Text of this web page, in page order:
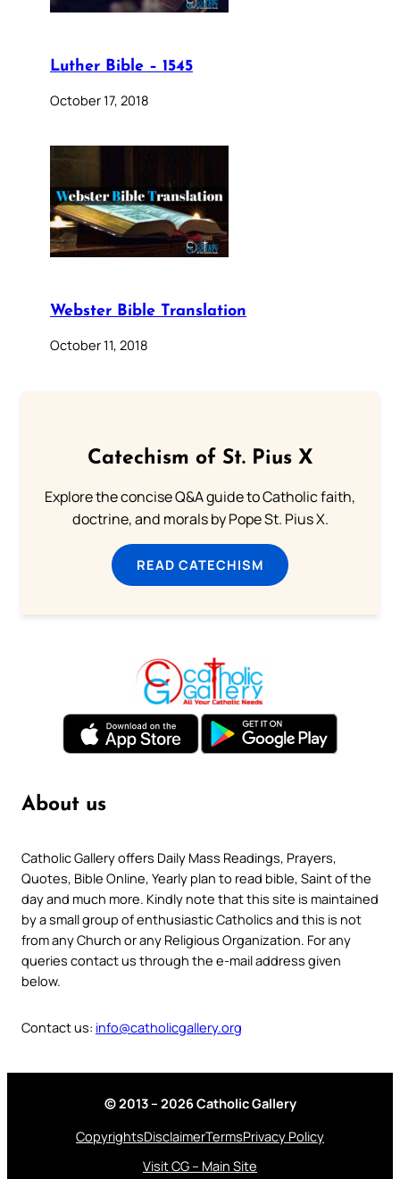
Luther Bible – 1545
October 17, 2018
Webster Bible Translation
October 11, 2018
Catechism of St. Pius X
Explore the concise Q&A guide to Catholic faith,
doctrine, and morals by Pope St. Pius X.
READ CATECHISM
About us
Catholic Gallery offers Daily Mass Readings, Prayers,
Quotes, Bible Online, Yearly plan to read bible, Saint of the
day and much more. Kindly note that this site is maintained
by a small group of enthusiastic Catholics and this is not
from any Church or any Religious Organization. For any
queries contact us through the e-mail address given
below.
Contact us: info@catholicgallery.org
© 2013 – 2026 Catholic Gallery
CopyrightsDisclaimerTermsPrivacy Policy
Visit CG – Main Site